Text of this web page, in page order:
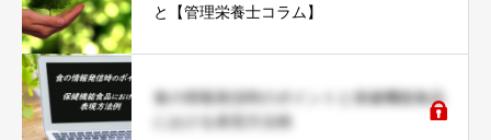
と【管理栄養士コラム】
食の情報発信時のポイントと保健機能食品
における表現方法例